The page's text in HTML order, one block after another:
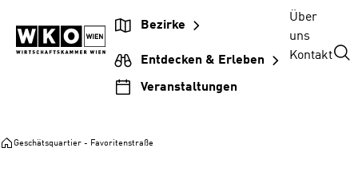
Inhalt
springen
Hauptnavigation
springen
Footer
springen
Bezirke
Entdecken & Erleben
Veranstaltungen
Über
uns
Kontakt
Geschätsquartier - Favoritenstraße